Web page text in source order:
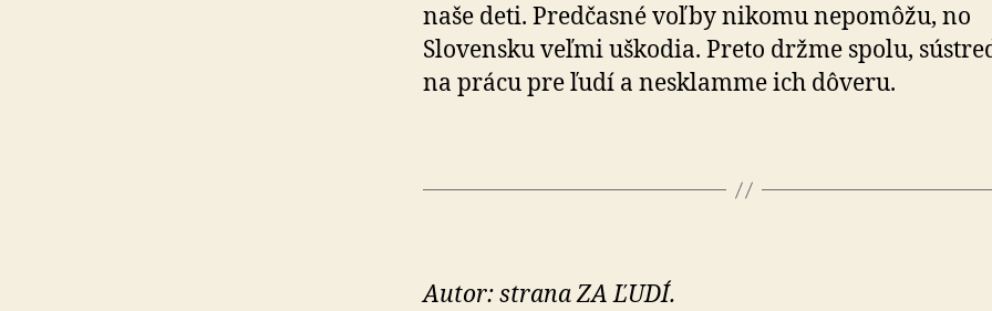
naše deti. Predčasné voľby nikomu nepomôžu, no
Slovensku veľmi uškodia. Preto držme spolu,
na prácu pre ľudí a nesklamme ich dôveru.
Autor: strana ZA ĽUDÍ.